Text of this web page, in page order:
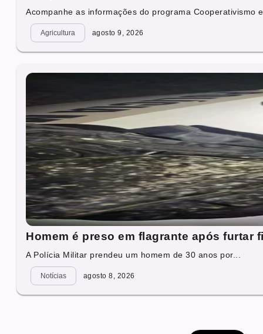
Acompanhe as informações do programa Cooperativismo
Agricultura agosto 9, 2026
Homem é preso em flagrante após furtar
A Polícia Militar prendeu um homem de 30 anos por...
Notícias agosto 8, 2026